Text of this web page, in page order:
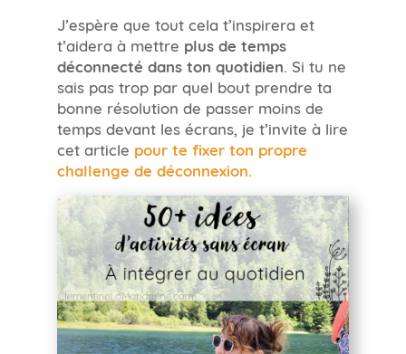
J’espère que tout cela t’inspirera et
t’aidera à mettre plus de temps
déconnecté dans ton quotidien. Si tu ne
sais pas trop par quel bout prendre ta
bonne résolution de passer moins de
temps devant les écrans, je t’invite à lire
cet article pour te fixer ton propre
challenge de déconnexion.